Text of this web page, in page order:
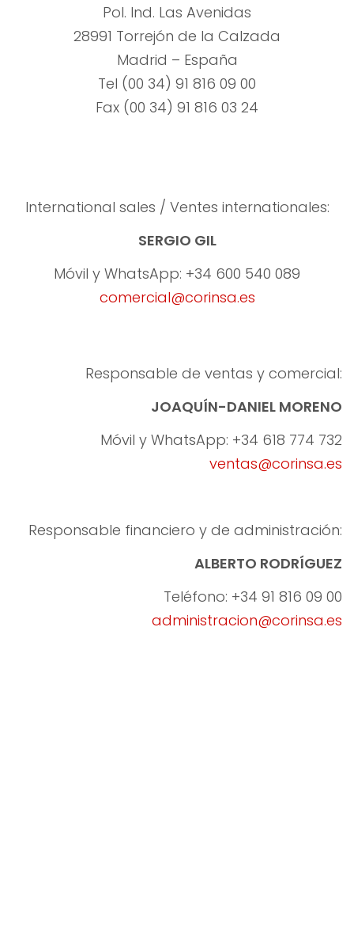
Pol. Ind. Las Avenidas
28991 Torrejón de la Calzada
Madrid – España
Tel (00 34) 91 816 09 00
Fax (00 34) 91 816 03 24
International sales / Ventes internationales:
SERGIO GIL
Móvil y WhatsApp: +34 600 540 089
comercial@corinsa.es
Responsable de ventas y comercial:
JOAQUÍN-DANIEL MORENO
Móvil y WhatsApp: +34 618 774 732
ventas@corinsa.es
Responsable financiero y de administración:
ALBERTO RODRÍGUEZ
Teléfono: +34 91 816 09 00
administracion@corinsa.es